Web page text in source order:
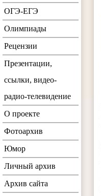
ОГЭ-ЕГЭ
Олимпиады
Рецензии
Презентации,
ссылки, видео-
радио-телевидение
О проекте
Фотоархив
Юмор
Личный архив
Архив сайта